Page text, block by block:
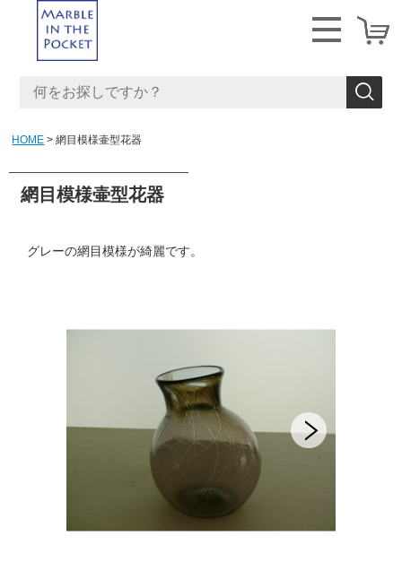
HOME 網目模様壷型花器
網目模様壷型花器
グレーの網目模様が綺麗です。